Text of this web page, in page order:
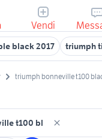
Vendi
black 2017 triumph
triumph bonneville t100